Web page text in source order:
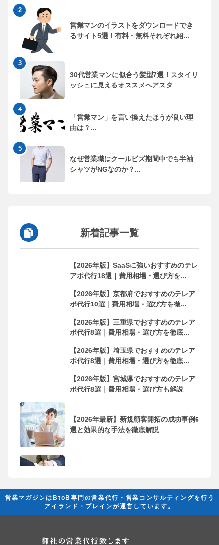
営業マンのイラストをダウンロードでき
るサイト5選！有料・無料それぞれ紹...
30代営業マンに似合う髪型7選！スタイリ
ッシュに見えるオススメヘアスタ...
「営業マン」を言い換えたほうが良い理
由は？...
なぜ営業職はクールビズ期間中でも半袖
シャツがNGなのか？...
新着記事一覧
【2026年版】SaaSに強いおすすめのテレ
アポ代行18選｜費用相場・選び方を...
【2026年版】京都府でおすすめのテレア
ポ代行10選｜費用相場・選び方を徹...
【2026年版】三重県でおすすめのテレア
ポ代行8選｜費用相場・選び方を徹底...
【2026年版】埼玉県でおすすめのテレア
ポ代行8選｜費用相場・選び方を徹底...
【2026年版】宮城県でおすすめのテレア
ポ代行8選｜費用相場・選び方も解説
【2026年最新】新規顧客開拓の成功事例6
選と効果的な手法を徹底解説
営業マガジンはBtoB専門の営業代行・営業コンサルティングを行う
アイランド・ブレインが運営しています。